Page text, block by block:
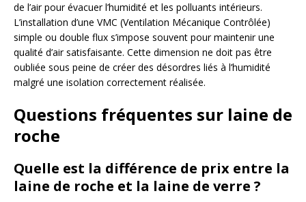
de l’air pour évacuer l’humidité et les polluants intérieurs.
L’installation d’une VMC (Ventilation Mécanique Contrôlée)
simple ou double flux s’impose souvent pour maintenir une
qualité d’air satisfaisante. Cette dimension ne doit pas être
oubliée sous peine de créer des désordres liés à l’humidité
malgré une isolation correctement réalisée.
Questions fréquentes sur laine de
roche
Quelle est la différence de prix entre la
laine de roche et la laine de verre ?